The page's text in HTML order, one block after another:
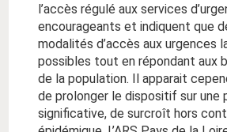
l’accès régulé aux services
encourageants et indiquent que
modalités d’accès aux urgences
possibles tout en répondant aux
de la population. Il apparait
de prolonger le dispositif sur une
significative, de surcroît hors